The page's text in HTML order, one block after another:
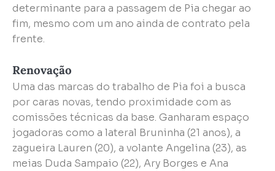
determinante para a passagem de Pia chegar ao
fim, mesmo com um ano ainda de contrato pela
frente.
Renovação
Uma das marcas do trabalho de Pia foi a busca
por caras novas, tendo proximidade com as
comissões técnicas da base. Ganharam espaço
jogadoras como a lateral Bruninha (21 anos), a
zagueira Lauren (20), a volante Angelina (23), as
meias Duda Sampaio (22), Ary Borges e Ana